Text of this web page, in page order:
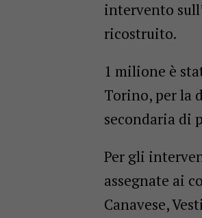
intervento
ricostruito.
1 milione è
Torino, per la
secondaria di
Per gli
assegnate ai
Canavese,